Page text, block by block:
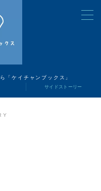
「ケイチャンブックス」
サイドストーリー